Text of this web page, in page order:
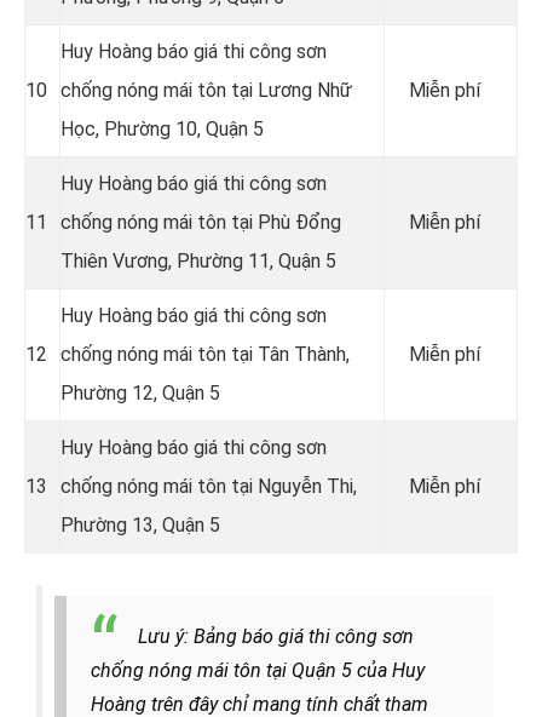
10
Huy Hoàng báo giá thi công sơn
chống nóng mái tôn tại Lương Nhữ
Học, Phường 10, Quận 5
Miễn phí
11
Huy Hoàng báo giá thi công sơn
chống nóng mái tôn tại Phù Đổng
Thiên Vương, Phường 11, Quận 5
Miễn phí
12
Huy Hoàng báo giá thi công sơn
chống nóng mái tôn tại Tân Thành,
Phường 12, Quận 5
Miễn phí
13
Huy Hoàng báo giá thi công sơn
chống nóng mái tôn tại Nguyễn Thi,
Phường 13, Quận 5
Miễn phí
Lưu ý: Bảng báo giá thi công sơn
chống nóng mái tôn tại Quận 5 của Huy
Hoàng trên đây chỉ mang tính chất tham